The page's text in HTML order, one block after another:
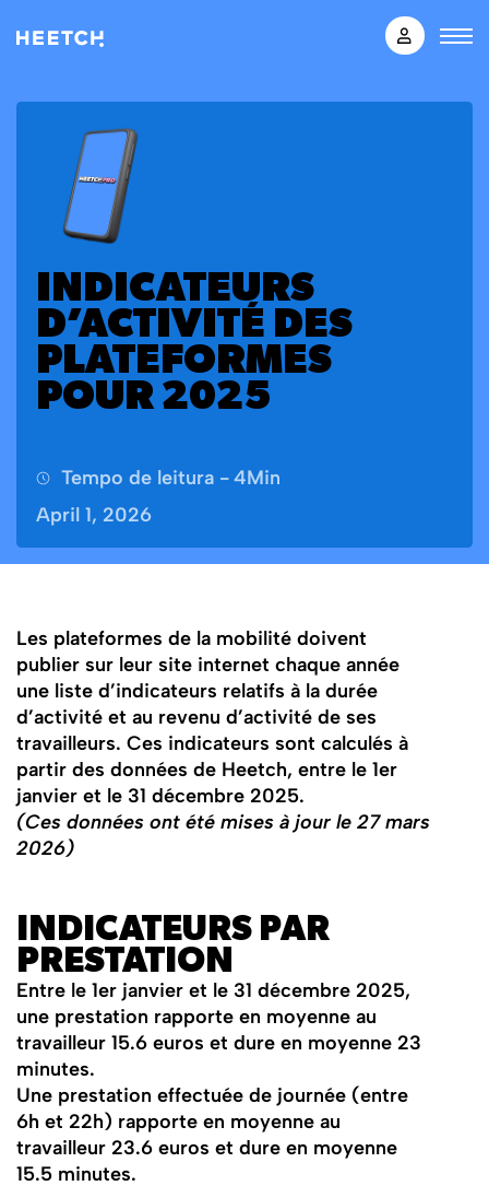
INDICATEURS
D’ACTIVITÉ DES
PLATEFORMES
POUR 2025
Tempo de leitura - 4Min
April 1, 2026
Les plateformes de la mobilité doivent
publier sur leur site internet chaque année
une liste d’indicateurs relatifs à la durée
d’activité et au revenu d’activité de ses
travailleurs. Ces indicateurs sont calculés à
partir des données de Heetch, entre le 1er
janvier et le 31 décembre 2025.
(Ces données ont été mises à jour le 27 mars
2026)
INDICATEURS PAR
PRESTATION
Entre le 1er janvier et le 31 décembre 2025,
une prestation rapporte en moyenne au
travailleur 15.6 euros et dure en moyenne 23
minutes.
Une prestation effectuée de journée (entre
6h et 22h) rapporte en moyenne au
travailleur 23.6 euros et dure en moyenne
15.5 minutes.